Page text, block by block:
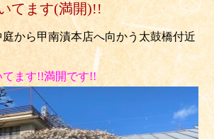
てます(満開)!!
から甲南漬本店へ向かう太鼓橋付近
てます!!満開です!!